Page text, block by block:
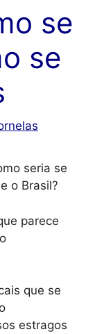
se
se
seria se
o Brasil?
parece
que se
estragos